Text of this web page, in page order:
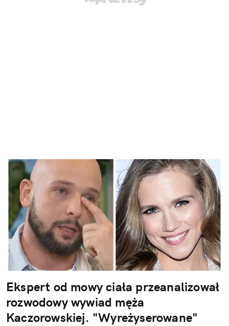
Ekspert od mowy ciała przeanalizował
rozwodowy wywiad męża
Kaczorowskiej. "Wyreżyserowane"